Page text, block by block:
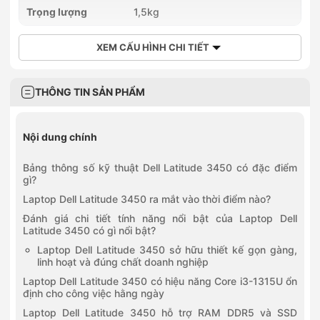
0777450550
139 Quốc Lộ 9, Phường Nam Đông Hà, Quảng Trị
378 Lương Ngọc Quyến, Phường Phan Đình Phùng, Thái
0789196363
447-449 Quang Trung, Phường Minh Xuân, Tuyên Quang
Trọng lượng 1,5kg
XEM CẤU HÌNH CHI TIẾT
THÔNG TIN SẢN PHẨM
Nội dung chính
Bảng thông số kỹ thuật Dell Latitude 3450 có đặc điểm
gì?
Laptop Dell Latitude 3450 ra mắt vào thời điểm nào?
Đánh giá chi tiết tính năng nổi bật của Laptop Dell
Latitude 3450 có gì nổi bật?
Laptop Dell Latitude 3450 sở hữu thiết kế gọn gàng,
linh hoạt và đúng chất doanh nghiệp
Laptop Dell Latitude 3450 có hiệu năng Core i3-1315U ổn
định cho công việc hằng ngày
Laptop Dell Latitude 3450 hỗ trợ RAM DDR5 và SSD